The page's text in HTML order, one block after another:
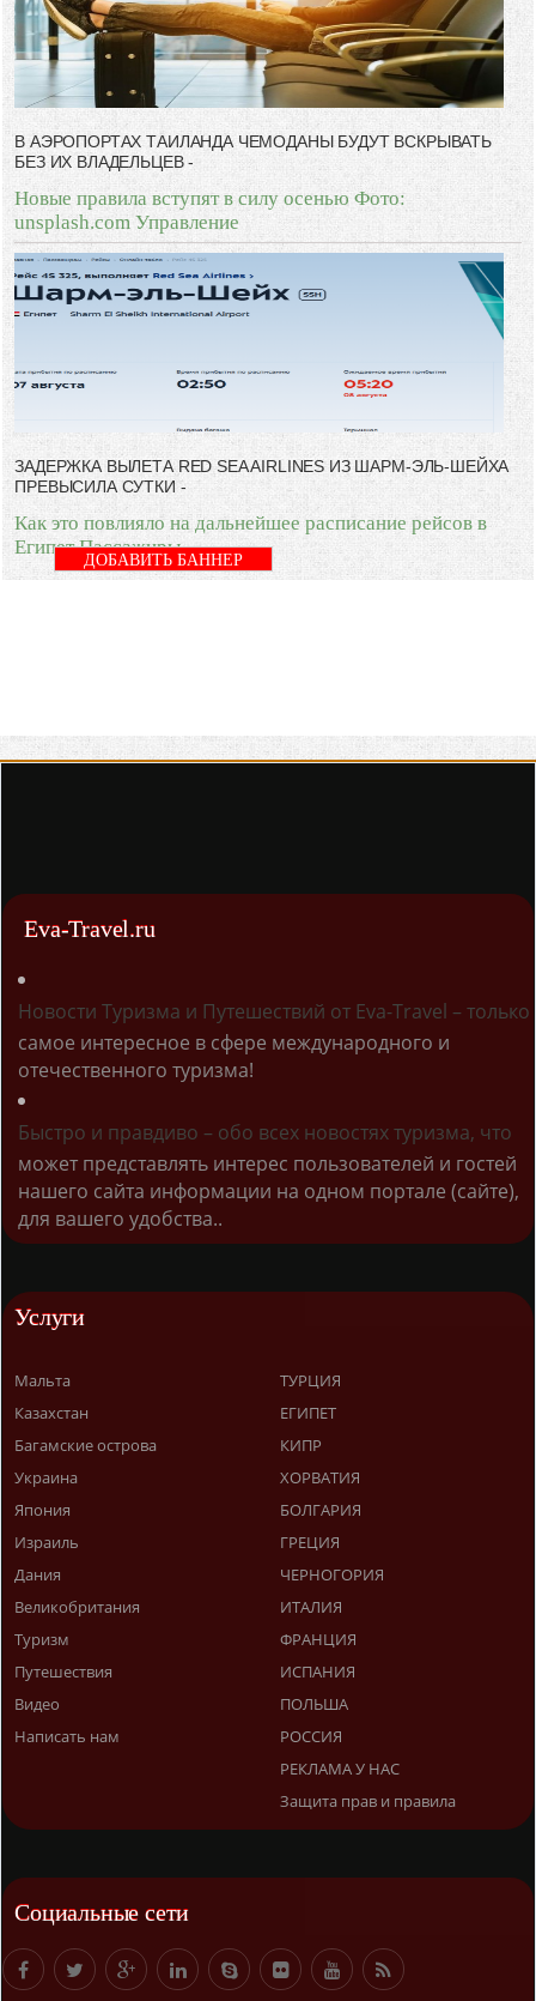
В АЭРОПОРТАХ ТАИЛАНДА ЧЕМОДАНЫ БУДУТ ВСКРЫВАТЬ
БЕЗ ИХ ВЛАДЕЛЬЦЕВ -
Новые правила вступят в силу осенью Фото:
unsplash.com Управление
ЗАДЕРЖКА ВЫЛЕТА RED SEA AIRLINES ИЗ ШАРМ-ЭЛЬ-ШЕЙХА
ПРЕВЫСИЛА СУТКИ -
Как это повлияло на дальнейшее расписание рейсов в
Египет Пассажиры
ДОБАВИТЬ БАННЕР
Eva-Travel.ru
Новости Туризма и Путешествий от Eva-Travel – только
самое интересное в сфере международного и
отечественного туризма!
Быстро и правдиво – обо всех новостях туризма, что
может представлять интерес пользователей и гостей
нашего сайта информации на одном портале (сайте),
для вашего удобства..
Услуги
Мальта
Казахстан
Багамские острова
Украина
Япония
Израиль
Дания
Великобритания
Туризм
Путешествия
Видео
Написать нам
ТУРЦИЯ
ЕГИПЕТ
КИПР
ХОРВАТИЯ
БОЛГАРИЯ
ГРЕЦИЯ
ЧЕРНОГОРИЯ
ИТАЛИЯ
ФРАНЦИЯ
ИСПАНИЯ
ПОЛЬША
РОССИЯ
РЕКЛАМА У НАС
Защита прав и правила
Социальные сети